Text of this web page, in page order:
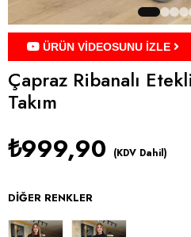
ÜRÜN VİDEOSUNU İZLE
Çapraz Ribanalı
Takım
₺999,90 (KDV Dahil)
DIĞER RENKLER